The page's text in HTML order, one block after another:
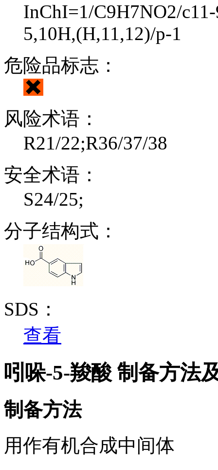
InChI=1/C9H7NO2/
5,10H,(H,11,12)/p-1
危险品标志：
风险术语：
R21/22;R36/37/38
安全术语：
S24/25;
分子结构式：
SDS：
查看
吲哚-5-羧酸 制备方法
制备方法
用作有机合成中间体